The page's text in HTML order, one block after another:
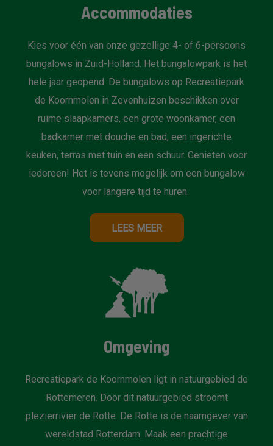
Accommodaties
Kies voor één van onze gezellige 4- of 6-persoons
bungalows in Zuid-Holland. Het bungalowpark is het
hele jaar geopend. De bungalows op Recreatiepark
de Koornmolen in Zevenhuizen beschikken over
ruime slaapkamers, een grote woonkamer, een
badkamer met douche en bad, een ingerichte
keuken, terras met tuin en een schuur. Genieten voor
iedereen! Het is tevens mogelijk om een bungalow
voor langere tijd te huren.
LEES MEER
Omgeving
Recreatiepark de Koornmolen ligt in natuurgebied de
Rottemeren. Door dit natuurgebied stroomt
plezierrivier de Rotte. De Rotte is de naamgever van
wereldstad Rotterdam. Maak een prachtige